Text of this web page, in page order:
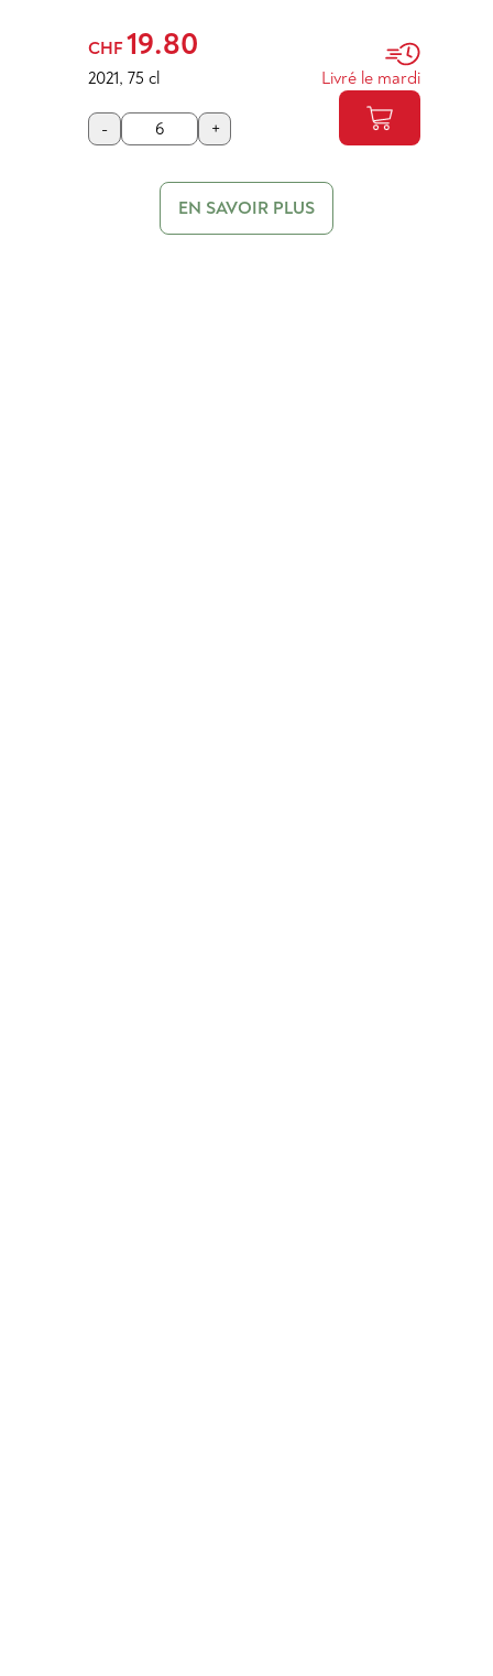
CHF 19.80
2021, 75 cl Livré le mardi
- +
EN SAVOIR PLUS